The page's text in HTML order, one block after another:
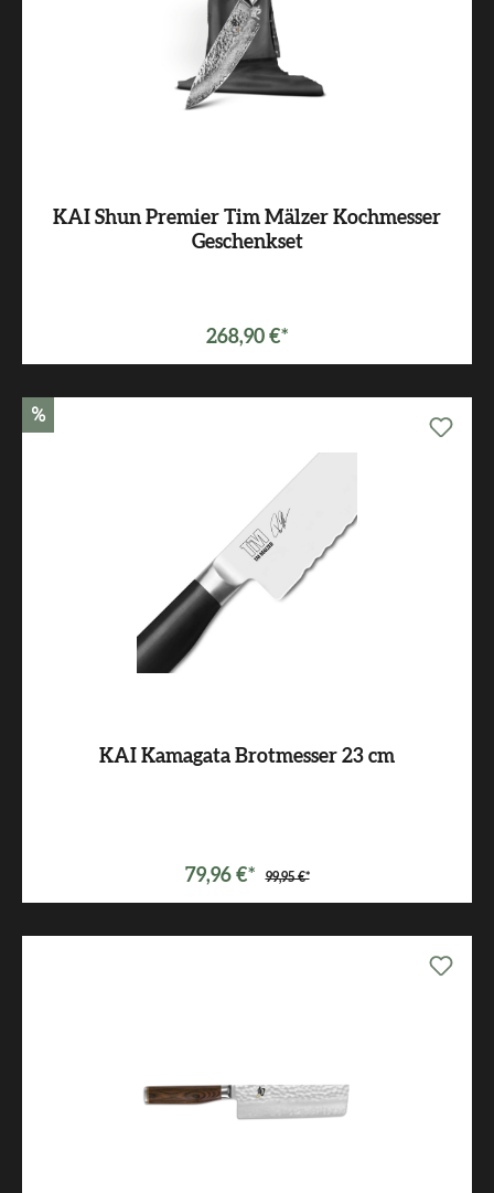
KAI Shun Premier Tim Mälzer Kochmesser
Geschenkset
268,90 €*
%
KAI Kamagata Brotmesser 23 cm
79,96 €* 99,95 €*